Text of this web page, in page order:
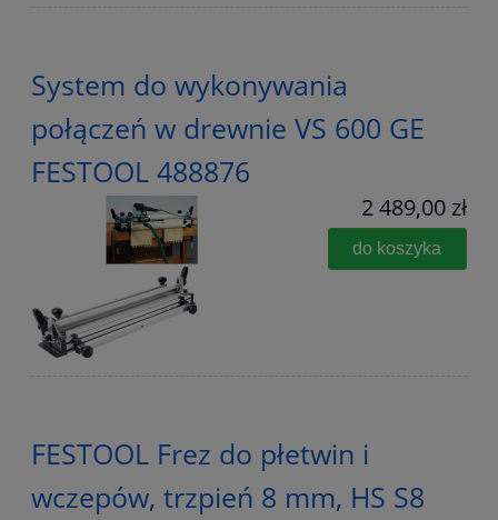
System do wykonywania
połączeń w drewnie VS 600 GE
FESTOOL 488876
2 489,00 zł
do koszyka
FESTOOL Frez do płetwin i
wczepów, trzpień 8 mm, HS S8